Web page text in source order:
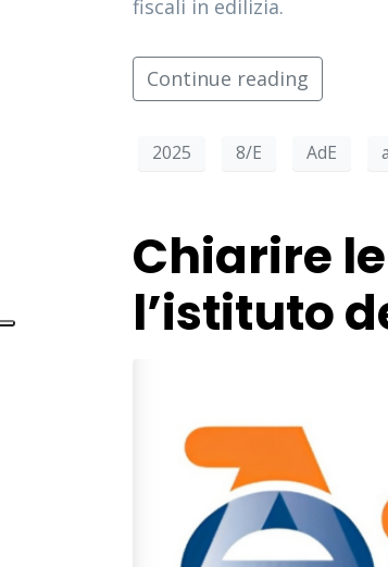
fiscali in edilizia.
Continue reading
2025 8/E AdE
Chiarire
l’istituto